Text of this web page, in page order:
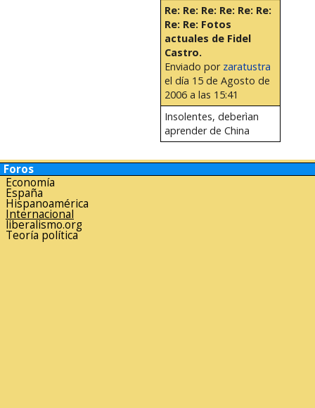
Re: Re: Re: Re: Re: Re:
Re: Re: Fotos
actuales de Fidel
Castro.
Enviado por zaratustra
el día 15 de Agosto de
2006 a las 15:41
Insolentes, deberìan
aprender de China
Foros
Economía
España
Hispanoamérica
Internacional
liberalismo.org
Teoría política